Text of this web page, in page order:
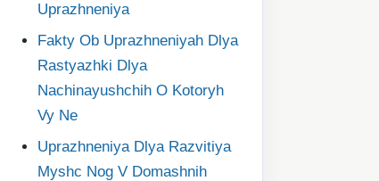
Uprazhneniya
Fakty Ob Uprazhneniyah Dlya
Rastyazhki Dlya
Nachinayushchih O Kotoryh
Vy Ne
Uprazhneniya Dlya Razvitiya
Myshc Nog V Domashnih